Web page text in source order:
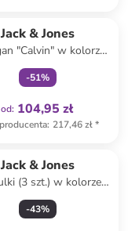
Jack & Jones
"Calvin" w kolorze
antracytowym
-51%
od: 104,95 zł
: 217,46 zł*
Jack & Jones
(3 szt.) w kolorze
białym
-43%